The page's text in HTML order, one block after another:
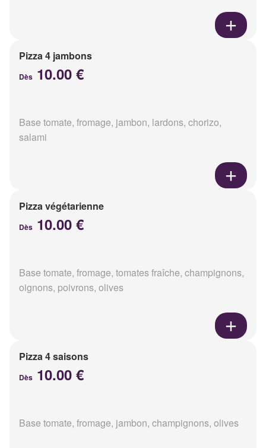
Pizza 4 jambons
Dès 10.00 €
Base tomate, fromage, jambon, lardons, chorizo,
salami
Pizza végétarienne
Dès 10.00 €
Base tomate, fromage, tomates fraîche, champignons,
oignons, poivrons, olives
Pizza 4 saisons
Dès 10.00 €
Base tomate, fromage, jambon, champignons, olives